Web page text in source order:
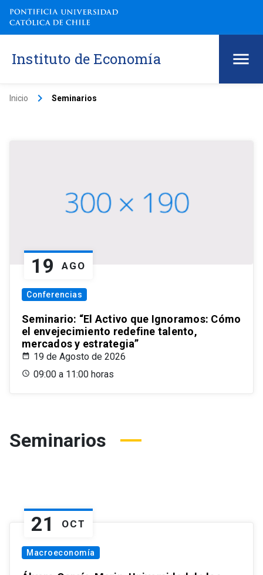
Instituto de Economía
Inicio keyboard_arrow_right Seminarios
19 AGO
Conferencias
Seminario: “El Activo que Ignoramos: Cómo
el envejecimiento redefine talento,
mercados y estrategia”
19 de Agosto de 2026
09:00 a 11:00 horas
Seminarios
21 OCT
Macroeconomía